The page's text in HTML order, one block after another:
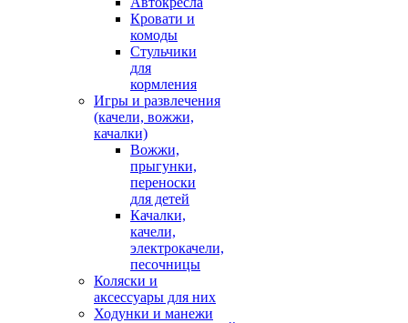
Кровати и
комоды
Стульчики
для
кормления
Игры и развлечения
(качели, вожжи,
качалки)
Вожжи,
прыгунки,
переноски
для детей
Качалки,
качели,
электрокачели,
песочницы
Коляски и
аксессуары для них
Ходунки и манежи